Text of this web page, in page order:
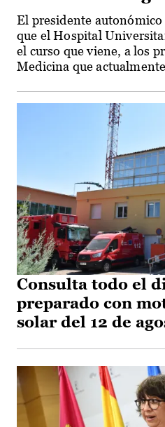
El presidente
que el Hospital
el curso que viene, a los
Medicina que
Consulta todo el
preparado con
solar del 12 de